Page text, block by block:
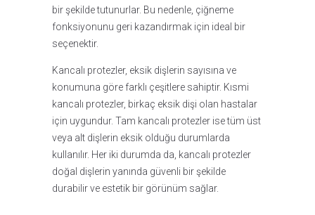
bir şekilde tutunurlar. Bu nedenle, çiğneme
fonksiyonunu geri kazandırmak için ideal bir
seçenektir.
Kancalı protezler, eksik dişlerin sayısına ve
konumuna göre farklı çeşitlere sahiptir. Kısmi
kancalı protezler, birkaç eksik dişi olan hastalar
için uygundur. Tam kancalı protezler ise tüm üst
veya alt dişlerin eksik olduğu durumlarda
kullanılır. Her iki durumda da, kancalı protezler
doğal dişlerin yanında güvenli bir şekilde
durabilir ve estetik bir görünüm sağlar.